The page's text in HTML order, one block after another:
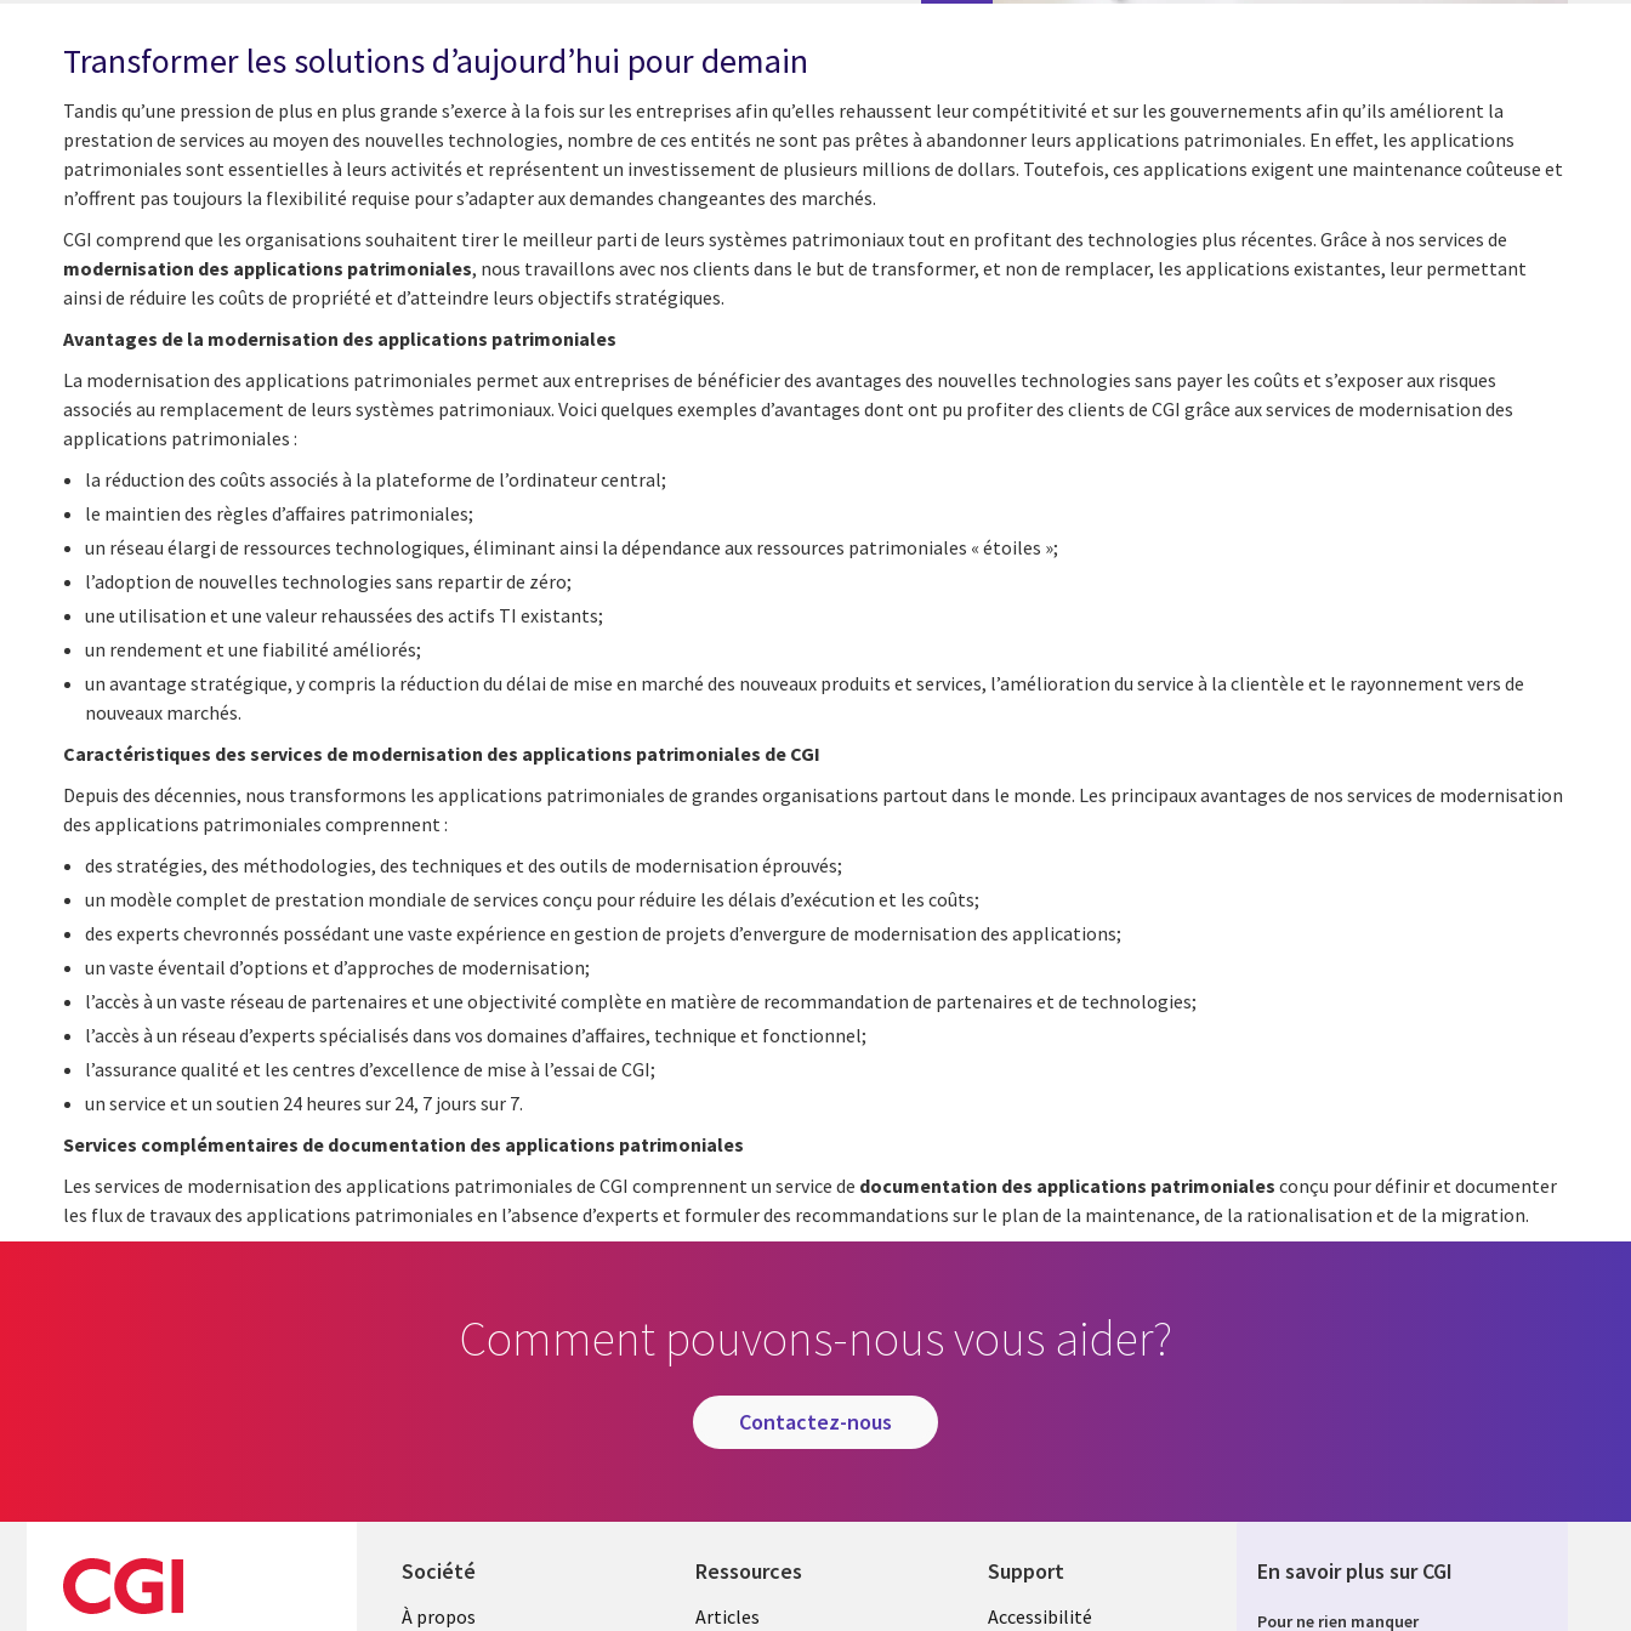
Transformer les solutions d’aujourd’hui pour demain
Tandis qu’une pression de plus en plus grande s’exerce à la fois sur les entreprises afin qu’elles rehaussent leur compétitivité et sur les gouvernements afin qu’ils améliorent la
prestation de services au moyen des nouvelles technologies, nombre de ces entités ne sont pas prêtes à abandonner leurs applications patrimoniales. En effet, les applications
patrimoniales sont essentielles à leurs activités et représentent un investissement de plusieurs millions de dollars. Toutefois, ces applications exigent une maintenance coûteuse et
n’offrent pas toujours la flexibilité requise pour s’adapter aux demandes changeantes des marchés.
CGI comprend que les organisations souhaitent tirer le meilleur parti de leurs systèmes patrimoniaux tout en profitant des technologies plus récentes. Grâce à nos services de
modernisation des applications patrimoniales, nous travaillons avec nos clients dans le but de transformer, et non de remplacer, les applications existantes, leur permettant
ainsi de réduire les coûts de propriété et d’atteindre leurs objectifs stratégiques.
Avantages de la modernisation des applications patrimoniales
La modernisation des applications patrimoniales permet aux entreprises de bénéficier des avantages des nouvelles technologies sans payer les coûts et s’exposer aux risques
associés au remplacement de leurs systèmes patrimoniaux. Voici quelques exemples d’avantages dont ont pu profiter des clients de CGI grâce aux services de modernisation des
applications patrimoniales :
la réduction des coûts associés à la plateforme de l’ordinateur central;
le maintien des règles d’affaires patrimoniales;
un réseau élargi de ressources technologiques, éliminant ainsi la dépendance aux ressources patrimoniales « étoiles »;
l’adoption de nouvelles technologies sans repartir de zéro;
une utilisation et une valeur rehaussées des actifs TI existants;
un rendement et une fiabilité améliorés;
un avantage stratégique, y compris la réduction du délai de mise en marché des nouveaux produits et services, l’amélioration du service à la clientèle et le rayonnement vers de
nouveaux marchés.
Caractéristiques des services de modernisation des applications patrimoniales de CGI
Depuis des décennies, nous transformons les applications patrimoniales de grandes organisations partout dans le monde. Les principaux avantages de nos services de modernisation
des applications patrimoniales comprennent :
des stratégies, des méthodologies, des techniques et des outils de modernisation éprouvés;
un modèle complet de prestation mondiale de services conçu pour réduire les délais d’exécution et les coûts;
des experts chevronnés possédant une vaste expérience en gestion de projets d’envergure de modernisation des applications;
un vaste éventail d’options et d’approches de modernisation;
l’accès à un vaste réseau de partenaires et une objectivité complète en matière de recommandation de partenaires et de technologies;
l’accès à un réseau d’experts spécialisés dans vos domaines d’affaires, technique et fonctionnel;
l’assurance qualité et les centres d’excellence de mise à l’essai de CGI;
un service et un soutien 24 heures sur 24, 7 jours sur 7.
Services complémentaires de documentation des applications patrimoniales
Les services de modernisation des applications patrimoniales de CGI comprennent un service de documentation des applications patrimoniales conçu pour définir et documenter
les flux de travaux des applications patrimoniales en l’absence d’experts et formuler des recommandations sur le plan de la maintenance, de la rationalisation et de la migration.
Comment pouvons-nous vous aider?
contactez-nous
Société
À propos
Ressources
Articles
Support
Accessibilité
En savoir plus sur CGI
Pour ne rien manquer